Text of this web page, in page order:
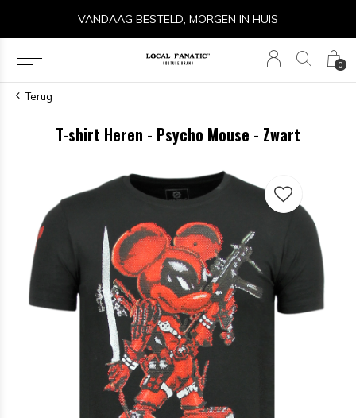
0
VANDAAG BESTELD, MORGEN IN HUIS
Terug
T-shirt Heren - Psycho Mouse - Zwart